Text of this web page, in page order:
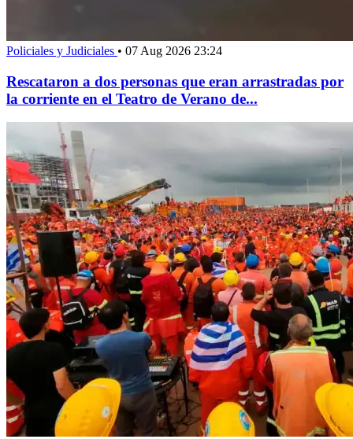
Policiales y Judiciales • 07 Aug 2026 23:24
Rescataron a dos personas que eran arrastradas por
la corriente en el Teatro de Verano de...